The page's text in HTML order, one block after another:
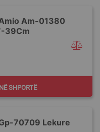
Am-01380
39Cm
SHPORTË
70709 Lekure